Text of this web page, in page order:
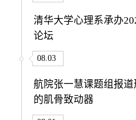
清华大学心理系承办
论坛
08.03
航院张一慧课题组报
的肌骨致动器